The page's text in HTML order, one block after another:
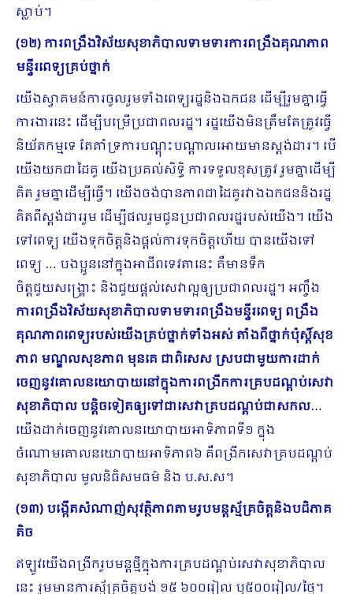
ស្លាប់។
(១២) ការពង្រឹងវិស័យសុខាភិបាលទាមទារការពង្រឹងគុណភាព
មន្ទីរពេទ្យគ្រប់ថ្នាក់
យើងស្វាគមន៍ការចូលរួមទាំងពេទ្យរដ្ឋនិងឯកជន ដើម្បីរួមគ្នាធ្វើ
ការងារនេះ ដើម្បីបម្រើប្រជាពលរដ្ឋ។ រដ្ឋយើងមិនត្រឹមតែត្រូវធ្វើ
និយ័តកម្មទេ តែគាំទ្រការបណ្ដុះបណ្ដាលអោយមានស្តង់ដារ។ បើ
យើងយកជាដៃគូ យើងប្រ​គល់សិទ្ធិ ការទទួលខុសត្រូវ រួមគ្នាដើម្បី
គិត រួមគ្នាដើម្បីធ្វើ។ យើងចង់បានភាពជាដៃគូរវាងឯកជននិងរដ្ឋ
គិតពីស្តង់​ដាររួម ដើម្បីផលរួមជូនប្រជាពលរដ្ឋរបស់យើង។ យើង
ទៅពេទ្យ យើងទុកចិត្តនិងផ្ដល់ការទុកចិត្តហើយ បានយើងទៅ
ពេទ្យ … បងប្អូននៅក្នុងអាជីពទេវតានេះ គឺមានទឹក
ចិត្តជួយសង្រ្គោះ និងជួយផ្ដល់សេវាល្អឲ្យប្រជាពល​រដ្ឋ។ អញ្ចឹង
ការពង្រឹងវិស័យសុខាភិបាលទាមទារពង្រឹងមន្ទីរពេទ្យ ពង្រឹង
គុណភាពពេទ្យរបស់យើងគ្រប់ថ្នាក់ទាំងអស់ តាំងពីថ្នាក់ប៉ុស្ដិ៍សុខ
ភាព មណ្ឌលសុខភាព មុនគេ ជាពិសេស ស្របជាមួយការដាក់
ចេញនូវគោលនយោបាយនៅក្នុងការពង្រីកការគ្របដណ្ដប់សេវា
សុខាភិបាល បន្តិចទៀតឲ្យទៅជាសេវាគ្របដណ្ដប់ជាសកល​…
យើងដាក់ចេញនូវគោលនយោបាយអាទិភាពទី១ ក្នុង
ចំណោមគោលនយោបាយអាទិភាព៦ គឺពង្រីកសេវាគ្របដណ្ដប់
សុខាភិបាល មូលនិធិសមធម៌ និង ប.ស.ស។
(១៣) បង្កើតសំណាញ់សុវត្ថិភាពតាមរូបមន្តស្ម័គ្រចិត្តនិងបដិភាគ
តិច
ឥឡូវយើងពង្រីករូបមន្តថ្មីក្នុងការគ្របដណ្ដប់សេវាសុខាភិបាល
នេះ រួមមានការស្ម័គ្រចិត្តបង់ ១៥ ៦០០រៀល ឬ៥០០រៀល/ថ្ងៃ។